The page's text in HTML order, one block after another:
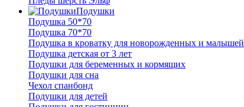
Подушки
Подушка 50*70
Подушка 70*70
Подушка в кроватку для новорожденных и малышей
Подушка детская от 3 лет
Подушки для беременных и кормящих
Подушки для сна
Чехол спанбонд
Подушки для детей